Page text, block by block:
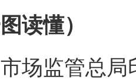
读懂）
监管总局